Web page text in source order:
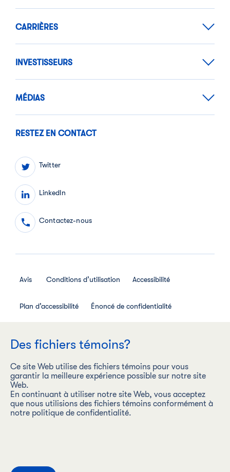
CARRIÈRES
INVESTISSEURS
MÉDIAS
RESTEZ EN CONTACT
Twitter
LinkedIn
Contactez-nous
Avis Conditions d’utilisation Accessibilité
Plan d’accessibilité Énoncé de confidentialité
Les Aliments Maple Leaf Inc. (« Les Aliments Maple Leaf ») est
une entreprise carboneutre dont la vision est d’être l’entreprise
Des fichiers témoins?
Ce site Web utilise des fichiers témoins pour vous
garantir la meilleure expérience possible sur notre site
Web.
En continuant à utiliser notre site Web, vous acceptez
que nous utilisions des fichiers témoins conformément à
notre politique de confidentialité.